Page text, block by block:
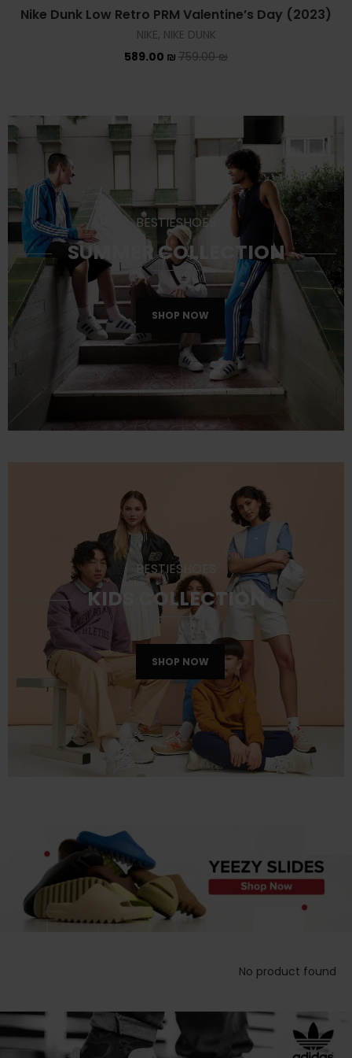
Nike Dunk Low Retro PRM Valentine’s Day (2023)
NIKE, NIKE DUNK
759.00₪
589.00 ₪
BESTIESHOES
SUMMER COLLECTION
SHOP NOW
BESTIESHOES
KIDS COLLECTION
SHOP NOW
No product found